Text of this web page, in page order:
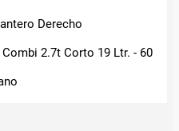
Derecho
2.7t Corto 19 Ltr. - 60